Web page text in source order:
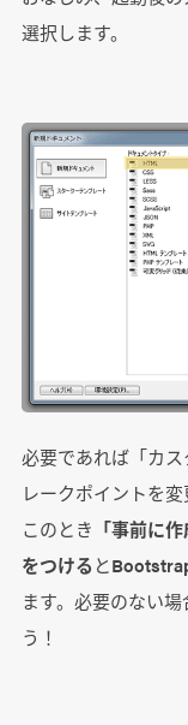
選択します。
必要であれば「カ
レークポイントを変
このとき 「事前に
をつける と
ます。必要のない
う！